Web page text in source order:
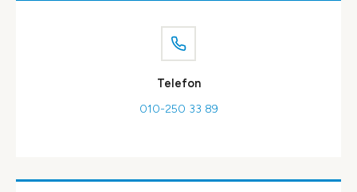
Telefon
010-250 33 89